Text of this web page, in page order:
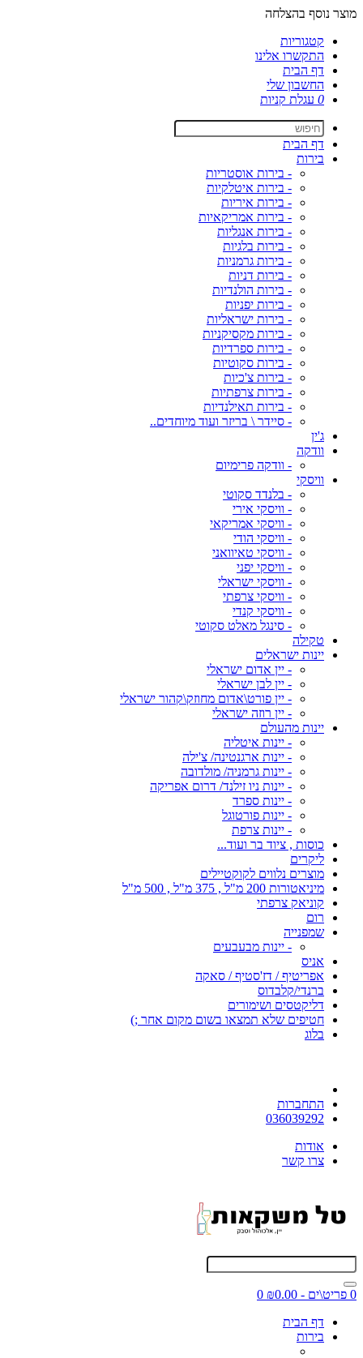
מוצר נוסף בהצלחה
קטגוריות
התקשרו אלינו
דף הבית
החשבון שלי
0 עגלת קניות
דף הבית
בירות
- בירות אוסטריות
- בירות איטלקיות
- בירות איריות
- בירות אמריקאיות
- בירות אנגליות
- בירות בלגיות
- בירות גרמניות
- בירות דניות
- בירות הולנדיות
- בירות יפניות
- בירות ישראליות
- בירות מקסיקניות
- בירות ספרדיות
- בירות סקוטיות
- בירות צ'כיות
- בירות צרפתיות
- בירות תאילנדיות
- סיידר \ בריזר ועוד מיוחדים..
ג'ין
וודקה
- וודקה פרימיום
וויסקי
- בלנדד סקוטי
- וויסקי אירי
- וויסקי אמריקאי
- וויסקי הודי
- וויסקי טאיוואני
- וויסקי יפני
- וויסקי ישראלי
- וויסקי צרפתי
- וויסקי קנדי
- סינגל מאלט סקוטי
טקילה
יינות ישראלים
- יין אדום ישראלי
- יין לבן ישראלי
- יין פורט\אדום מחוזק\קהור ישראלי
- יין רוזה ישראלי
יינות מהעולם
- יינות איטליה
- יינות ארגנטינה/ צ'ילה
- יינות גרמניה/ מולדובה
- יינות ניו זילנד/ דרום אפריקה
- יינות ספרד
- יינות פורטוגל
- יינות צרפת
כוסות , ציוד בר ועוד...
ליקרים
מוצרים נלווים לקוקטיילים
מיניאטורות 200 מ"ל , 375 מ"ל , 500 מ"ל
קוניאק צרפתי
רום
שמפנייה
- יינות מבעבעים
אניס
אפריטיף / דז'סטיף / סאקה
ברנדי/קלבדוס
דליקטסים ושימורים
חטיפים שלא תמצאו בשום מקום אחר ;)
בלוג
התחברות
036039292
אודות
צרו קשר
0 פריט\ים - ₪0.00
0
דף הבית
בירות